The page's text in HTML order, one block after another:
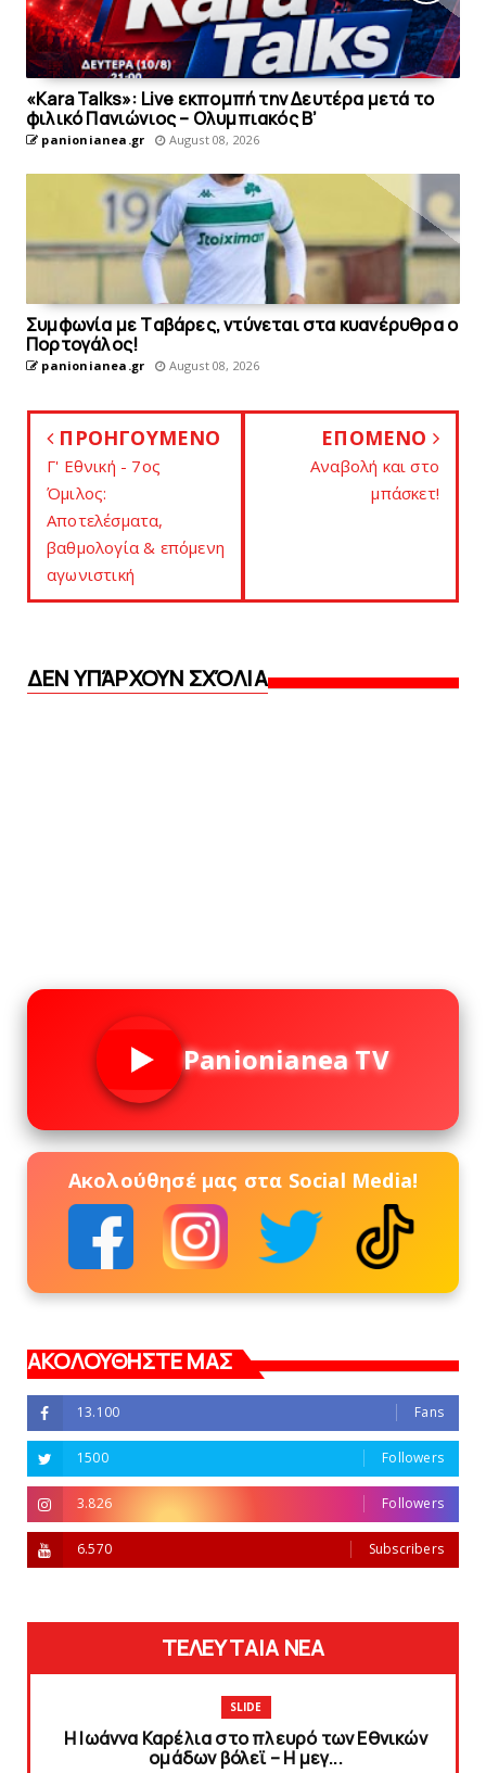
«Kara Talks»: Live εκπομπή την Δευτέρα μετά το
φιλικό Πανιώνιος – Ολυμπιακός Β’
panionianea.gr August 08, 2026
Συμφωνία με Tαβάρες, ντύνεται στα κυανέρυθρα ο
Πορτογάλος!
panionianea.gr August 08, 2026
ΠΡΟΗΓΟΥΜΕΝΟ
Γ' Εθνική - 7ος
Όμιλος:
Αποτελέσματα,
βαθμολογία & επόμενη
αγωνιστική
ΕΠΟΜΕΝΟ
Αναβολή και στo
μπάσκετ!
ΔΕΝ ΥΠΆΡΧΟΥΝ ΣΧΌΛΙΑ
Panionianea TV
Ακολούθησέ μας στα Social Media!
ΑΚΟΛΟΥΘΗΣΤΕ ΜΑΣ
13.100 Fans
1500 Followers
3.826 Followers
6.570 Subscribers
ΤΕΛΕΥΤΑΙΑ ΝΕΑ
SLIDE
Η Ιωάννα Καρέλια στο πλευρό των Εθνικών
ομάδων βόλεϊ – H μεγ...